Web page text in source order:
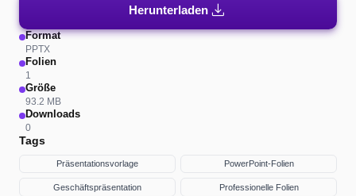
Herunterladen download
Format
PPTX
Folien
1
Größe
93.2 MB
Downloads
0
Tags
Präsentationsvorlage PowerPoint-Folien
Geschäftspräsentation Professionelle Folien